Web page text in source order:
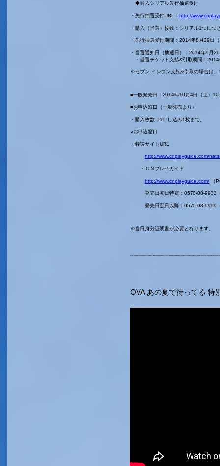
◆封入シリアル先行抽選受付
・先行抽選受付URL： http://
・購入（当選）枚数：シリアル1つに
・先行抽選受付期間：2014年8月29日
・当選通知日（抽選日）：2014年9月
・当選チケット支払&引取期間：
※セブン-イレブン支払&引取の場合は
■一般発売日：2014年10月4日（土）10
■お申込窓口（一般発売より）
・購入枚数⇒1申し込み1枚まで。
○お申込窓口
・特設サイトURL
http://www.cnplayguide.com/
・ＣＮプレイガイド
http://www.cnplayguide.com/ （
発売日初日特電：0570-08-9933
発売日翌日以降：0570-08-9999
※当日身分証明書が必要となります。
OVA あの夏で待ってる 特